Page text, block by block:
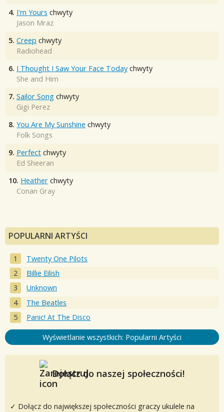
4. I'm Yours chwyty
Jason Mraz
5. Creep chwyty
Radiohead
6. I Thought I Saw Your Face Today chwyty
She and Him
7. Sailor Song chwyty
Gigi Perez
8. You Are My Sunshine chwyty
Folk Songs
9. Perfect chwyty
Ed Sheeran
10. Heather chwyty
Conan Gray
POPULARNI ARTYŚCI
Twenty One Pilots
Billie Eilish
Unknown
The Beatles
Panic! At The Disco
Wyświetlanie wszystkich: Popularni Artyści
Dołącz do naszej społeczności!
✓ Dołącz do największej społeczności graczy ukulele na